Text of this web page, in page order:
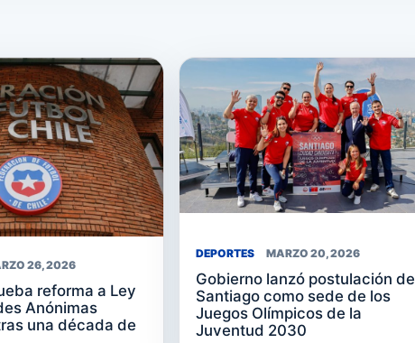
26, 2026
reforma a Ley
Anónimas
una década de
DEPORTES MARZO 20, 2026
Gobierno lanzó postulación de
Santiago como sede de los
Juegos Olímpicos de la
Juventud 2030